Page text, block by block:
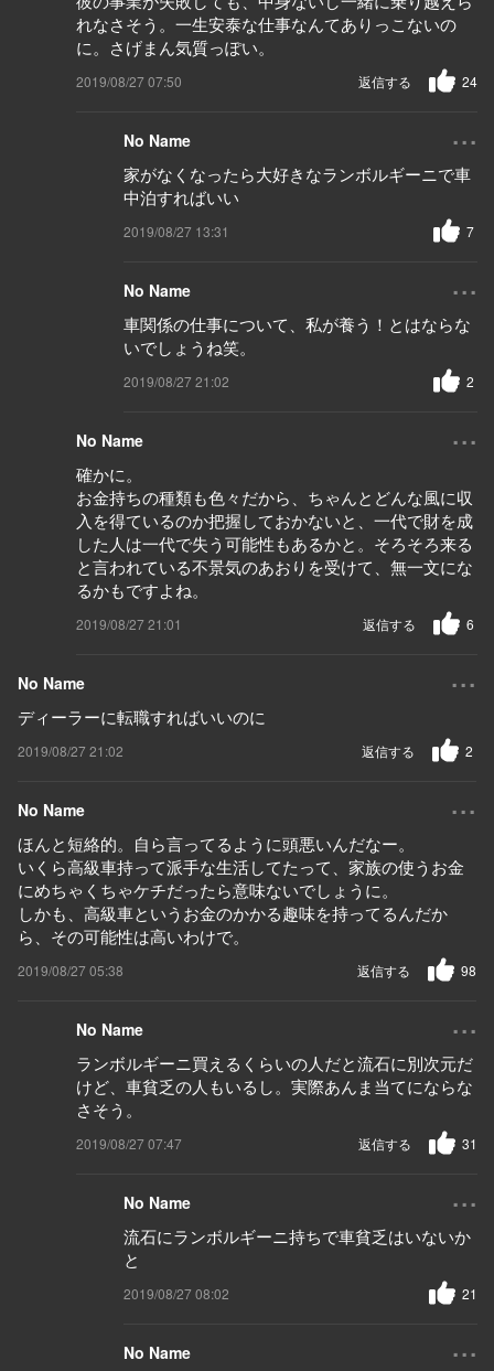
れなさそう。一生安泰な仕事なんてありっこないの
に。さげまん気質っぽい。
2019/08/27 07:50 24
返信する
No Name ...
家がなくなったら大好きなランボルギーニで車
中泊すればいい
2019/08/27 13:31 7
No Name ...
車関係の仕事について、私が養う！とはならな
いでしょうね笑。
2019/08/27 21:02 2
No Name ...
確かに。
お金持ちの種類も色々だから、ちゃんとどんな風に収
入を得ているのか把握しておかないと、一代で財を成
した人は一代で失う可能性もあるかと。そろそろ来る
と言われている不景気のあおりを受けて、無一文にな
るかもですよね。
2019/08/27 21:01 6
返信する
No Name ...
ディーラーに転職すればいいのに
2019/08/27 21:02 2
返信する
No Name ...
ほんと短絡的。自ら言ってるように頭悪いんだなー。
いくら高級車持って派手な生活してたって、家族の使うお金
にめちゃくちゃケチだったら意味ないでしょうに。
しかも、高級車というお金のかかる趣味を持ってるんだか
ら、その可能性は高いわけで。
2019/08/27 05:38 98
返信する
No Name ...
ランボルギーニ買えるくらいの人だと流石に別次元だ
けど、車貧乏の人もいるし。実際あんま当てにならな
さそう。
2019/08/27 07:47 31
返信する
No Name ...
流石にランボルギーニ持ちで車貧乏はいないか
と
2019/08/27 08:02 21
No Name ...